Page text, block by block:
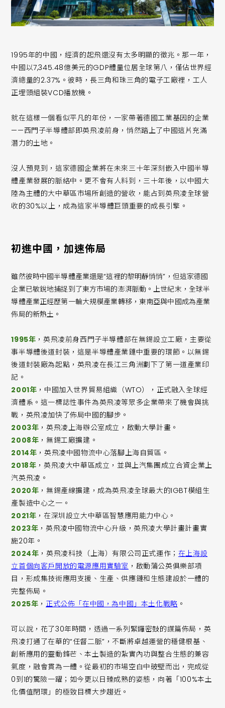
1995年的中國，經濟的起飛還沒有太多明顯的徵兆。那一年，
中國以7,345.48億美元的GDP體量位居全球第八，僅佔世界經
濟總量的2.37%。彼時，長三角和珠三角的電子工廠裡，工人
正埋頭組裝VCD播放機。
就在這樣一個看似平凡的年份，一家帶著德國工業基因的企業
——西門子半導體部即英飛凌前身，悄然踏上了中國這片充滿
潛力的土地。
沒人預見到，這家德國企業將在未來三十年深刻嵌入中國半導
體產業發展的脈絡中。更不會有人料到，三十年後，以中國大
陸為主體的大中華區市場所創造的營收，能占到英飛凌全球營
收的30%以上，成為這家半導體巨頭重要的成長引擎。
初進中國，加速佈局
雖然彼時中國半導體產業還是“這裡的黎明靜悄悄”，但這家德國
企業已敏銳地捕捉到了東方市場的澎湃脈動。上世紀末，全球半
導體產業正經歷第一輪大規模產業轉移，東南亞與中國成為產業
佈局的新熱土。
1995年 ，英飛凌前身西門子半導體部在無錫設立工廠，主要從
事半導體後道封裝，這是半導體產業鏈中重要的環節。以無錫
後道封裝廠為起點，英飛凌在長江三角洲劃下了第一道產業印
記。
2001年 ，中國加入世界貿易組織（WTO），正式融入全球經
濟體系。這一標誌性事件為英飛凌等眾多企業帶來了機會與挑
戰，英飛凌加快了佈局中國的腳步。
2003年 ，英飛凌上海辦公室成立，啟動大學計畫。
2008年 ，無錫工廠擴建。
2014年 ，英飛凌中國物流中心落腳上海自貿區。
2018年 ，英飛凌大中華區成立，並與上汽集團成立合資企業上
汽英飛凌。
2020年 ，無錫產線擴建，成為英飛凌全球最大的IGBT模組生
產製造中心之一。
2021年 ，在深圳設立大中華區智慧應用能力中心。
2023年 ，英飛凌中國物流中心升級，英飛凌大學計畫計畫實
施20年。
2024年 ，英飛凌科技（上海）有限公司正式運作； 在上海設
立首個向客戶開放的電源應用實驗室 ，啟動蒲公英俱樂部項
目，形成集技術應用支援、生產、供應鏈和生態建設於一體的
完整佈局。
2025年 ， 正式公佈「在中國，為中國」本土化戰略 。
可以說，花了30年時間，透過一系列緊鑼密鼓的謀篇佈局，英
飛凌打通了在華的“任督二脈”，不斷將卓越運營的穩健根基、
創新應用的靈動鋒芒、本土製造的紮實內功與整合生態的兼容
氣度，融會貫為一體。從最初的市場空白中破壁而出，完成從
0到1的驚險一躍；如今更以日臻成熟的姿態，向著「100%本土
化價值閉環」的極致目標大步趨近。